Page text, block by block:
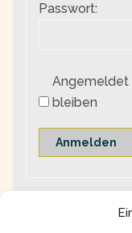
Passwort:
Angemeldet
bleiben
Anmelden